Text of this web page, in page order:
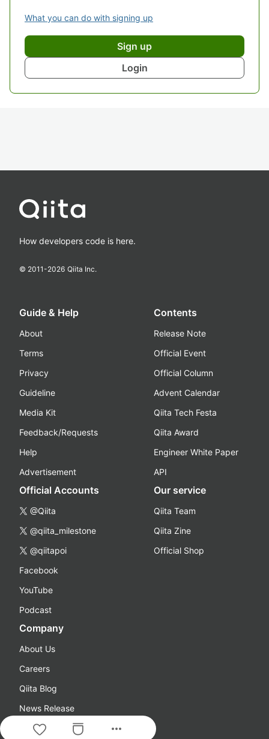
What you can do with signing up
Sign up
Login
more_horiz
How developers code is here.
© 2011-2026 Qiita Inc.
Guide & Help
About
Terms
Privacy
Guideline
Media Kit
Feedback/Requests
Help
Advertisement
Contents
Release Note
Official Event
Official Column
Advent Calendar
Qiita Tech Festa
Qiita Award
Engineer White Paper
API
Official Accounts
@Qiita
@qiita_milestone
@qiitapoi
Facebook
YouTube
Podcast
Our service
Qiita Team
Qiita Zine
Official Shop
Company
About Us
Careers
Qiita Blog
News Release